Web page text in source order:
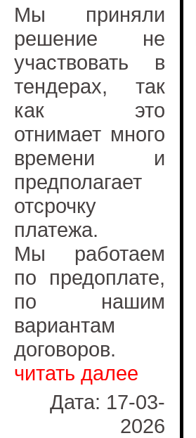
Мы приняли
решение не
участвовать в
тендерах, так
как это
отнимает много
времени и
предполагает
отсрочку
платежа.
Мы работаем
по предоплате,
по нашим
вариантам
договоров.
читать далее
Дата: 17-03-
2026